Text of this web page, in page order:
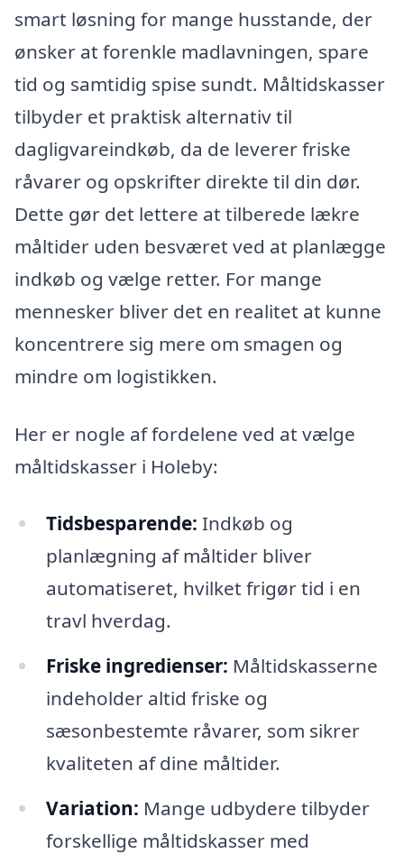
smart løsning for mange husstande, der
ønsker at forenkle madlavningen, spare
tid og samtidig spise sundt. Måltidskasser
tilbyder et praktisk alternativ til
dagligvareindkøb, da de leverer friske
råvarer og opskrifter direkte til din dør.
Dette gør det lettere at tilberede lækre
måltider uden besværet ved at planlægge
indkøb og vælge retter. For mange
mennesker bliver det en realitet at kunne
koncentrere sig mere om smagen og
mindre om logistikken.
Her er nogle af fordelene ved at vælge
måltidskasser i Holeby:
Tidsbesparende: Indkøb og
planlægning af måltider bliver
automatiseret, hvilket frigør tid i en
travl hverdag.
Friske ingredienser: Måltidskasserne
indeholder altid friske og
sæsonbestemte råvarer, som sikrer
kvaliteten af dine måltider.
Variation: Mange udbydere tilbyder
forskellige måltidskasser med